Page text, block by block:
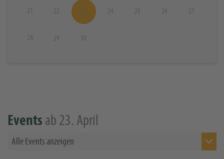
21 22 23 24 25 26 27
28 29 30
Events ab 23. April
Alle Events anzeigen